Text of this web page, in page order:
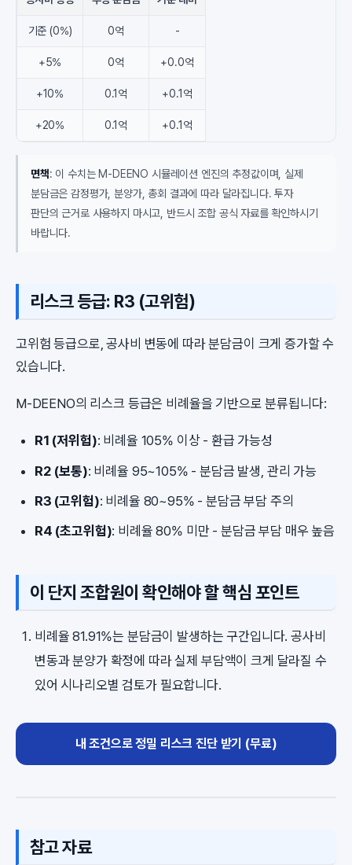
기준 (0%) 0억 -
+5% 0억 +0.0억
+10% 0.1억 +0.1억
+20% 0.1억 +0.1억
면책: 이 수치는 M-DEENO 시뮬레이션 엔진의 추정값이며, 실제
분담금은 감정평가, 분양가, 총회 결과에 따라 달라집니다. 투자
판단의 근거로 사용하지 마시고, 반드시 조합 공식 자료를 확인하시기
바랍니다.
리스크 등급: R3 (고위험)
고위험 등급으로, 공사비 변동에 따라 분담금이 크게 증가할 수
있습니다.
M-DEENO의 리스크 등급은 비례율을 기반으로 분류됩니다:
R1 (저위험): 비례율 105% 이상 - 환급 가능성
R2 (보통): 비례율 95~105% - 분담금 발생, 관리 가능
R3 (고위험): 비례율 80~95% - 분담금 부담 주의
R4 (초고위험): 비례율 80% 미만 - 분담금 부담 매우 높음
이 단지 조합원이 확인해야 할 핵심 포인트
비례율 81.91%는 분담금이 발생하는 구간입니다. 공사비
변동과 분양가 확정에 따라 실제 부담액이 크게 달라질 수
있어 시나리오별 검토가 필요합니다.
내 조건으로 정밀 리스크 진단 받기 (무료)
참고 자료